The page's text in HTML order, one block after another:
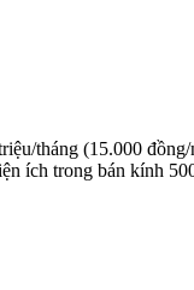
tháng (15.000
ích trong bán kính